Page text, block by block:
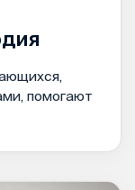
помогают